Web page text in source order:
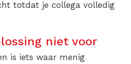
totdat je collega volledig
niet voor
is iets waar menig